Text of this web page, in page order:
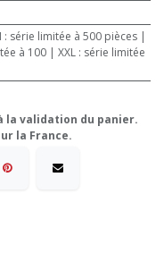
série limitée à 500 pièces |
la validation du panier.
la France.